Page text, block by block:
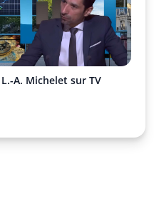
A. Michelet sur TV